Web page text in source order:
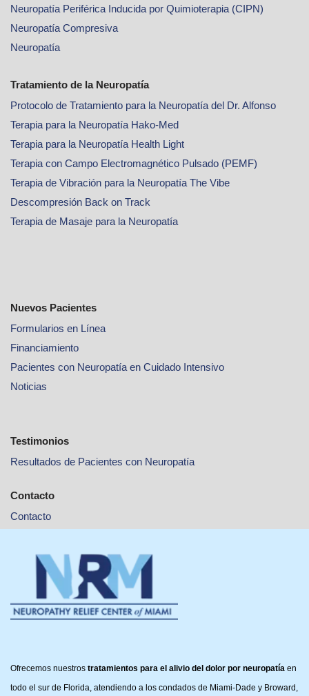
Neuropatía Periférica Inducida por Quimioterapia (CIPN)
Neuropatía Compresiva
Neuropatía
Tratamiento de la Neuropatía
Protocolo de Tratamiento para la Neuropatía del Dr. Alfonso
Terapia para la Neuropatía Hako-Med
Terapia para la Neuropatía Health Light
Terapia con Campo Electromagnético Pulsado (PEMF)
Terapia de Vibración para la Neuropatía The Vibe
Descompresión Back on Track
Terapia de Masaje para la Neuropatía
Nuevos Pacientes
Formularios en Línea
Financiamiento
Pacientes con Neuropatía en Cuidado Intensivo
Noticias
Testimonios
Resultados de Pacientes con Neuropatía
Contacto
Contacto
Ofrecemos nuestros tratamientos para el alivio del dolor por neuropatía en
todo el sur de Florida, atendiendo a los condados de Miami-Dade y Broward,